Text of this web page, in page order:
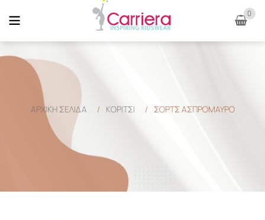
0
ΑΡΧΙΚΉ ΣΕΛΊΔΑ / ΚΟΡΙΤΣΙ / ΣΟΡΤΣ ΑΣΠΡΟΜΑΥΡΟ